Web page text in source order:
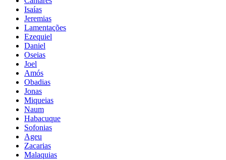
Isaías
Jeremias
Lamentações
Ezequiel
Daniel
Oseias
Joel
Amós
Obadias
Jonas
Miqueias
Naum
Habacuque
Sofonias
Ageu
Zacarias
Malaquias